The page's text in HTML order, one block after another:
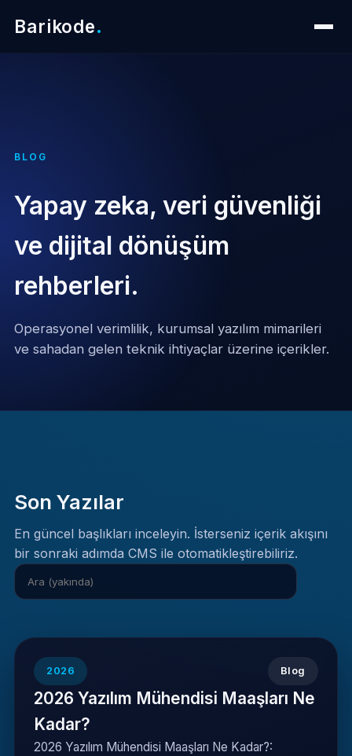
Barikode.
BLOG
Yapay zeka, veri güvenliği
ve dijital dönüşüm
rehberleri.
Operasyonel verimlilik, kurumsal yazılım mimarileri
ve sahadan gelen teknik ihtiyaçlar üzerine içerikler.
Son Yazılar
En güncel başlıkları inceleyin. İsterseniz içerik akışını
bir sonraki adımda CMS ile otomatikleştirebiliriz.
2026 Blog
2026 Yazılım Mühendisi Maaşları Ne
Kadar?
2026 Yazılım Mühendisi Maaşları Ne Kadar?: